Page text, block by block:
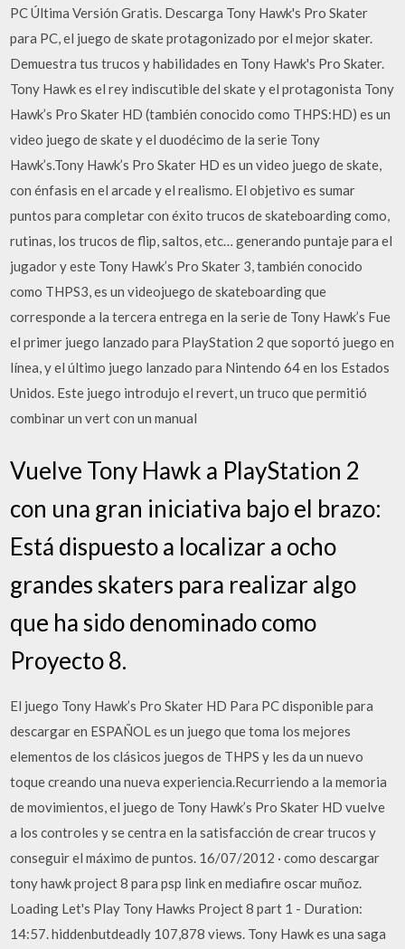
PC Última Versión Gratis. Descarga Tony Hawk's Pro Skater
para PC, el juego de skate protagonizado por el mejor skater.
Demuestra tus trucos y habilidades en Tony Hawk's Pro Skater.
Tony Hawk es el rey indiscutible del skate y el protagonista Tony
Hawk’s Pro Skater HD (también conocido como THPS:HD) es un
video juego de skate y el duodécimo de la serie Tony
Hawk’s.Tony Hawk’s Pro Skater HD es un video juego de skate,
con énfasis en el arcade y el realismo. El objetivo es sumar
puntos para completar con éxito trucos de skateboarding como,
rutinas, los trucos de flip, saltos, etc… generando puntaje para el
jugador y este Tony Hawk’s Pro Skater 3, también conocido
como THPS3, es un videojuego de skateboarding que
corresponde a la tercera entrega en la serie de Tony Hawk’s Fue
el primer juego lanzado para PlayStation 2 que soportó juego en
línea, y el último juego lanzado para Nintendo 64 en los Estados
Unidos. Este juego introdujo el revert, un truco que permitió
combinar un vert con un manual
Vuelve Tony Hawk a PlayStation 2
con una gran iniciativa bajo el brazo:
Está dispuesto a localizar a ocho
grandes skaters para realizar algo
que ha sido denominado como
Proyecto 8.
El juego Tony Hawk’s Pro Skater HD Para PC disponible para
descargar en ESPAÑOL es un juego que toma los mejores
elementos de los clásicos juegos de THPS y les da un nuevo
toque creando una nueva experiencia.Recurriendo a la memoria
de movimientos, el juego de Tony Hawk’s Pro Skater HD vuelve
a los controles y se centra en la satisfacción de crear trucos y
conseguir el máximo de puntos. 16/07/2012 · como descargar
tony hawk project 8 para psp link en mediafire oscar muñoz.
Loading Let's Play Tony Hawks Project 8 part 1 - Duration:
14:57. hiddenbutdeadly 107,878 views. Tony Hawk es una saga